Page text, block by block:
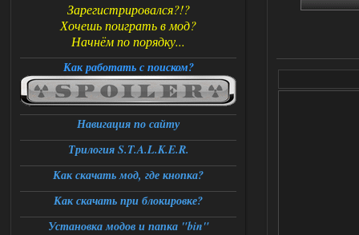
Зарегистрировался?!?
Хочешь поиграть в мод?
Начнём по порядку...
Как работать с поиском?
Навигация по сайту
Трилогия S.T.A.L.K.E.R.
Как скачать мод, где кнопка?
Как скачать при блокировке?
Установка модов и папка "bin"